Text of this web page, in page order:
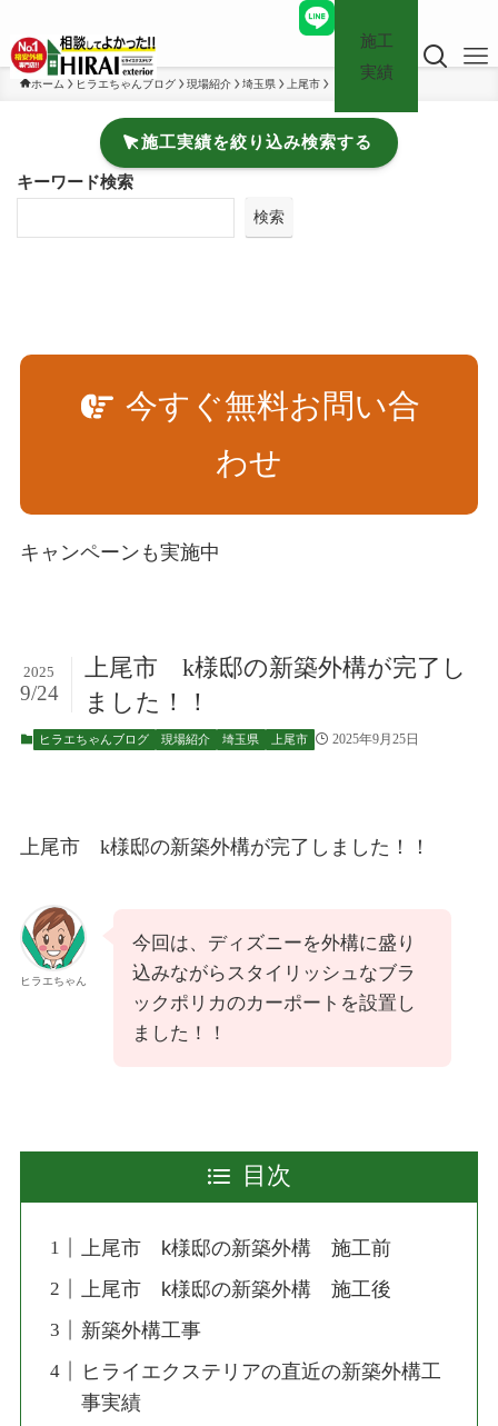
施工
実績
ホーム ヒラエちゃんブログ 現場紹介 埼玉県 上尾市
施工実績を絞り込み検索する
キーワード検索
検索
今すぐ無料お問い合
わせ
キャンペーンも実施中
上尾市 k様邸の新築外構が完了し
ました！！
2025
9/24
ヒラエちゃんブログ 現場紹介 埼玉県 上尾市 2025年9月25日
上尾市 k様邸の新築外構が完了しました！！
ヒラエちゃん
今回は、ディズニーを外構に盛り
込みながらスタイリッシュなブラ
ックポリカのカーポートを設置し
ました！！
目次
上尾市 k様邸の新築外構 施工前
上尾市 k様邸の新築外構 施工後
新築外構工事
ヒライエクステリアの直近の新築外構工
事実績